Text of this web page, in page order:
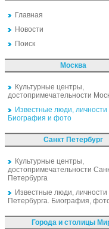
Главная
Новости
Поиск
Москва
Культурные центры,
достопримечательности
Известные люди,
Биография и фото
Санкт Петербург
Культурные центры,
достопримечательности
Петербурга
Известные люди, личности
Петербурга. Биография,
Города и столицы